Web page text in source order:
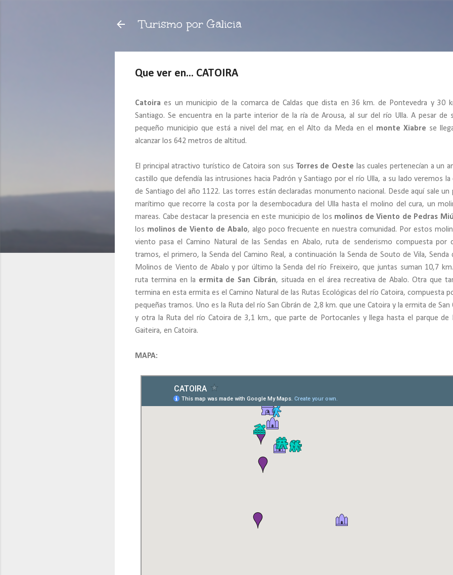
Turismo por Galicia
Que ver en... CATOIRA
Catoira es un municipio de la comarca de Caldas que dista en 36 km. de Pontevedra y 30
Santiago. Se encuentra en la parte interior de la ría de Arousa, al sur del río Ulla. A pesar de
pequeño municipio que está a nivel del mar, en el Alto da Meda en el monte Xiabre se
alcanzar los 642 metros de altitud.
El principal atractivo turístico de Catoira son sus Torres de Oeste las cuales pertenecían a un
castillo que defendía las intrusiones hacia Padrón y Santiago por el río Ulla, a su lado veremos la
de Santiago del año 1122. Las torres están declaradas monumento nacional. Desde aquí sale un
marítimo que recorre la costa por la desembocadura del Ulla hasta el molino del cura, un
mareas. Cabe destacar la presencia en este municipio de los molinos de Viento de Pedras
los molinos de Viento de Abalo, algo poco frecuente en nuestra comunidad. Por estos
viento pasa el Camino Natural de las Sendas en Abalo, ruta de senderismo compuesta por
tramos, el primero, la Senda del Camino Real, a continuación la Senda de Souto de Vila, Senda
Molinos de Viento de Abalo y por último la Senda del río Freixeiro, que juntas suman 10,7
ruta termina en la ermita de San Cibrán, situada en el área recreativa de Abalo. Otra que
termina en esta ermita es el Camino Natural de las Rutas Ecológicas del río Catoira, compuesta
pequeñas tramos. Uno es la Ruta del río San Cibrán de 2,8 km. que une Catoira y la ermita de San
y otra la Ruta del río Catoira de 3,1 km., que parte de Portocanles y llega hasta el parque de
Gaiteira, en Catoira.
MAPA: